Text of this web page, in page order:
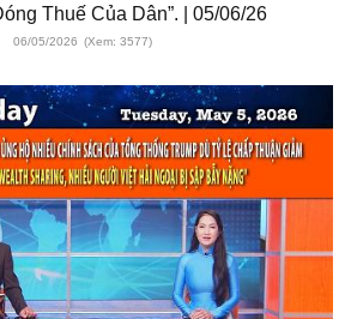
Thuế Của Dân”. | 05/06/26
06/05/2026 (Xem: 3577)